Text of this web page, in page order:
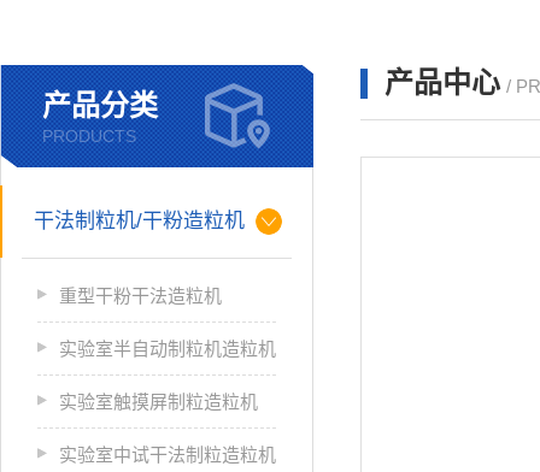
产品分类
PRODUCTS
干法制粒机/干粉造粒机
重型干粉干法造粒机
实验室半自动制粒机造粒机
实验室触摸屏制粒造粒机
实验室中试干法制粒造粒机
产品中心 /